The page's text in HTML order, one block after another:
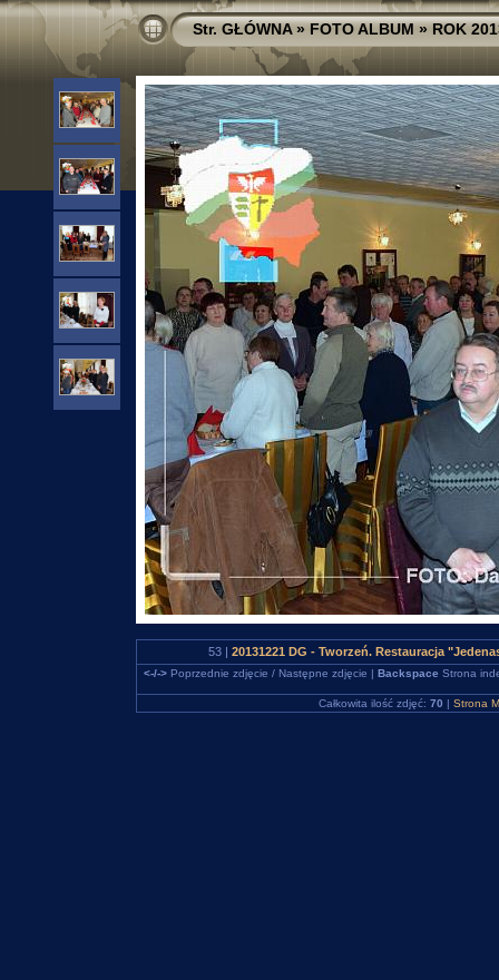
Str. GŁÓWNA»FOTO ALBUM»ROK
53 | 20131221 DG - Tworzeń. Restauracja
<-/->Poprzednie zdjęcie / Następne zdjęcie | Backspace Strona
Całkowita ilość zdjęć: 70 | Strona